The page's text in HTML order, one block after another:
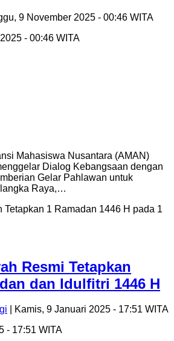
9 November 2025 - 00:46 WITA
- 00:46 WITA
Mahasiswa Nusantara (AMAN)
Dialog Kebangsaan dengan
Gelar Pahlawan untuk
Raya,…
Resmi Tetapkan
dan Idulfitri 1446 H
| Kamis, 9 Januari 2025 - 17:51 WITA
- 17:51 WITA